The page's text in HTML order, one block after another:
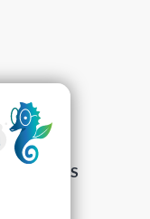
COOKIES